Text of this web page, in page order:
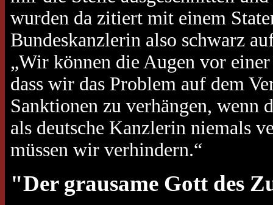
wurden da zitiert mit einem
Bundeskanzlerin also schwarz
„Wir können die Augen vor
dass wir das Problem auf dem
Sanktionen zu verhängen,
als deutsche Kanzlerin niemals
müssen wir verhindern.“
"Der grausame Gott des